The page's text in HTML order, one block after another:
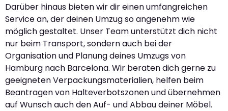
Darüber hinaus bieten wir dir einen umfangreichen
Service an, der deinen Umzug so angenehm wie
möglich gestaltet. Unser Team unterstützt dich nicht
nur beim Transport, sondern auch bei der
Organisation und Planung deines Umzugs von
Hamburg nach Barcelona. Wir beraten dich gerne zu
geeigneten Verpackungsmaterialien, helfen beim
Beantragen von Halteverbotszonen und übernehmen
auf Wunsch auch den Auf- und Abbau deiner Möbel.